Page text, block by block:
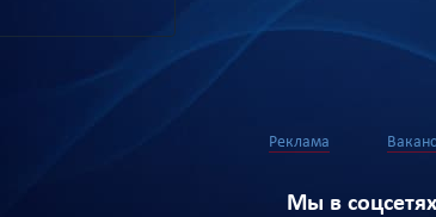
Реклама
Мы в соцсетях